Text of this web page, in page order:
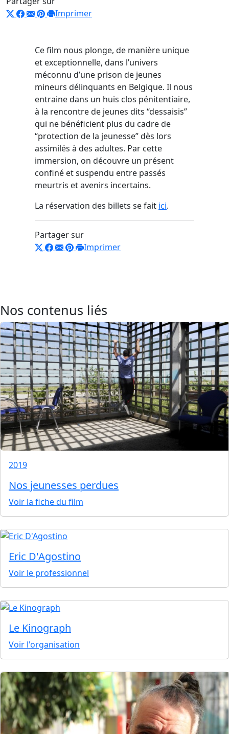
Imprimer
Ce film nous plonge, de manière unique
et exceptionnelle, dans l’univers
méconnu d’une prison de jeunes
mineurs délinquants en Belgique. Il nous
entraine dans un huis clos pénitentiaire,
à la rencontre de jeunes dits “dessaisis”
qui ne bénéficient plus du cadre de
“protection de la jeunesse” dès lors
assimilés à des adultes. Par cette
immersion, on découvre un présent
confiné et suspendu entre passés
meurtris et avenirs incertains.
La réservation des billets se fait ici.
Partager sur
Imprimer
Nos contenus liés
2019
Nos jeunesses perdues
Voir la fiche du film
Eric D'Agostino
Voir le professionnel
Le Kinograph
Voir l'organisation